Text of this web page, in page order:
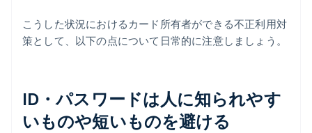
こうした状況におけるカード所有者ができる不正利用対
策として、以下の点について日常的に注意しましょう。
ID・パスワードは人に知られやす
いものや短いものを避ける